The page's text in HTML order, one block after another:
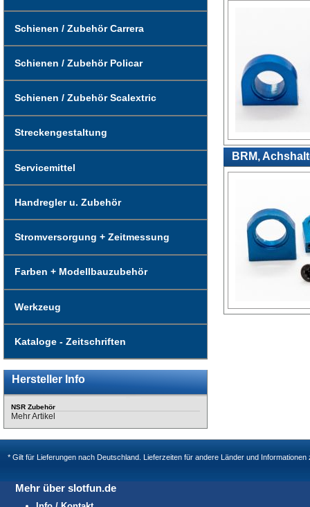
Schienen / Zubehör Carrera
Schienen / Zubehör Policar
Schienen / Zubehör Scalextric
Streckengestaltung
Servicemittel
Handregler u. Zubehör
Stromversorgung + Zeitmessung
Farben + Modellbauzubehör
Werkzeug
Kataloge - Zeitschriften
Hersteller Info
NSR Zubehör
Mehr Artikel
BRM,
* Gilt für Lieferungen nach Deutschland. Lieferzeiten für andere Länder und
Mehr über slotfun.de